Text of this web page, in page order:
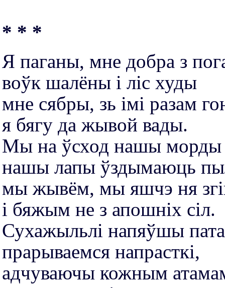
* * *
Я паганы, мне добра з
воўк шалёны і лiс худы
мне сябры, зь імі разам
я бягу да жывой вады.
Мы на ўсход нашы морды
нашы лапы ўздымаюць
мы жывём, мы яшчэ ня
і бяжым не з апошніх сiл.
Сухажыльлі напяўшы
прарываемся напрасткі,
адчуваючы кожным